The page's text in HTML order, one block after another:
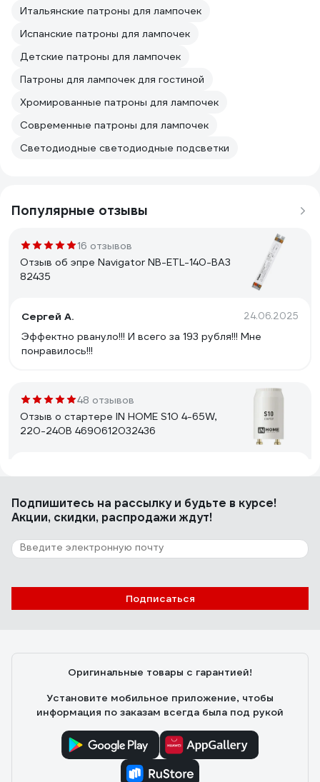
Итальянские патроны для лампочек
Испанские патроны для лампочек
Детские патроны для лампочек
Патроны для лампочек для гостиной
Хромированные патроны для лампочек
Современные патроны для лампочек
Светодиодные светодиодные подсветки
Популярные отзывы
16 отзывов
Отзыв об эпре Navigator NB-ETL-140-BA3
82435
Сергей А. 24.06.2025
Эффектно рвануло!!! И всего за 193 рубля!!! Мне
понравилось!!!
48 отзывов
Отзыв о стартере IN HOME S10 4-65W,
220-240В 4690612032436
11 отзывов
Отзыв о карболитовом патроне IEK Пкб14-
02-K01
Алексей М.
27.11.2024
Подпишитесь на рассылкуи будьте в курсе!
Акции, скидки, распродажи ждут!
Подписаться
Оригинальные товары с гарантией!
Установите мобильное приложение, чтобы
информация по заказам всегда была под рукой